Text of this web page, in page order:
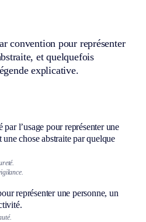
convention pour représenter
et quelquefois
explicative.
l’usage pour représenter une
chose abstraite par quelque
représenter une personne, un